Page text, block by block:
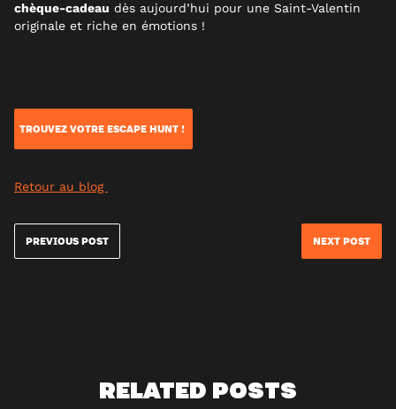
chèque-cadeau dès aujourd’hui pour une Saint-Valentin
originale et riche en émotions !
TROUVEZ VOTRE ESCAPE HUNT !
Retour au blog
PREVIOUS POST NEXT POST
RELATED POSTS